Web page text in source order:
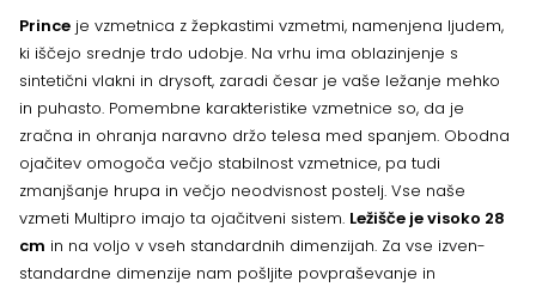
Prince je vzmetnica z žepkastimi vzmetmi, namenjena ljudem,
ki iščejo srednje trdo udobje. Na vrhu ima oblazinjenje s
sintetični vlakni in drysoft, zaradi česar je vaše ležanje mehko
in puhasto. Pomembne karakteristike vzmetnice so, da je
zračna in ohranja naravno držo telesa med spanjem. Obodna
ojačitev omogoča večjo stabilnost vzmetnice, pa tudi
zmanjšanje hrupa in večjo neodvisnost postelj. Vse naše
vzmeti Multipro imajo ta ojačitveni sistem. Ležišče je visoko 28
cm in na voljo v vseh standardnih dimenzijah. Za vse izven-
standardne dimenzije nam pošljite povpraševanje in